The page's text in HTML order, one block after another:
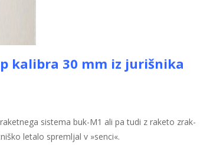
kalibra 30 mm iz jurišnika
sistema buk-M1 ali pa tudi z raketo zrak-
letalo spremljal v »senci«.